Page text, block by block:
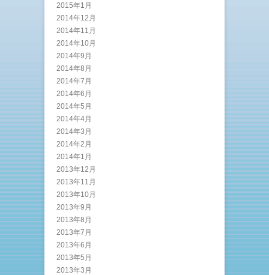
2015年1月
2014年12月
2014年11月
2014年10月
2014年9月
2014年8月
2014年7月
2014年6月
2014年5月
2014年4月
2014年3月
2014年2月
2014年1月
2013年12月
2013年11月
2013年10月
2013年9月
2013年8月
2013年7月
2013年6月
2013年5月
2013年3月